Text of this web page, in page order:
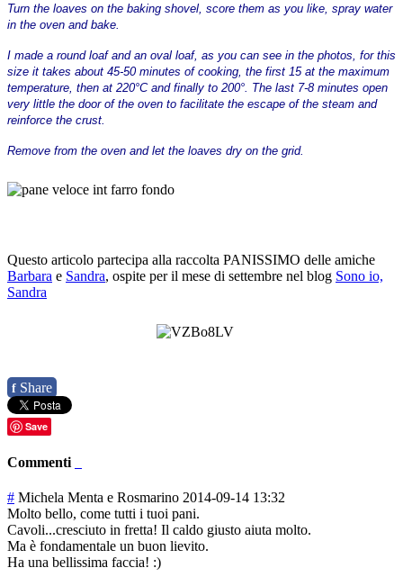
Turn the loaves on the baking shovel, score them as you like, spray water
in the oven and bake.
I made a round loaf and an oval loaf, as you can see in the photos, for this
size it takes about 45-50 minutes of cooking, the first 15 at the maximum
temperature, then at 220°C and finally to 200°. The last 7-8 minutes open
very little the door of the oven to facilitate the escape of the steam and
reinforce the crust.
Remove from the oven and let the loaves dry on the grid.
Questo articolo partecipa alla raccolta PANISSIMO delle amiche
Barbara e Sandra, ospite per il mese di settembre nel blog Sono io,
Sandra
f Share
Save
Commenti
# Michela Menta e Rosmarino 2014-09-14 13:32
Molto bello, come tutti i tuoi pani.
Cavoli...cresciuto in fretta! Il caldo giusto aiuta molto.
Ma è fondamentale un buon lievito.
Ha una bellissima faccia! :)